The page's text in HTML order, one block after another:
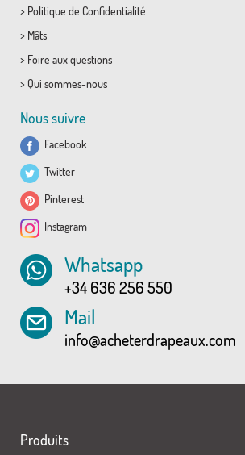
> Politique de Confidentialité
> Mâts
> Foire aux questions
> Qui sommes-nous
Nous suivre
Facebook
Twitter
Pinterest
Instagram
Whatsapp
+34 636 256 550
Mail
info@acheterdrapeaux.com
Produits